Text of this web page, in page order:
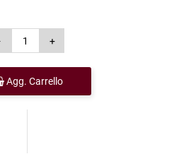
Agg. Carrello